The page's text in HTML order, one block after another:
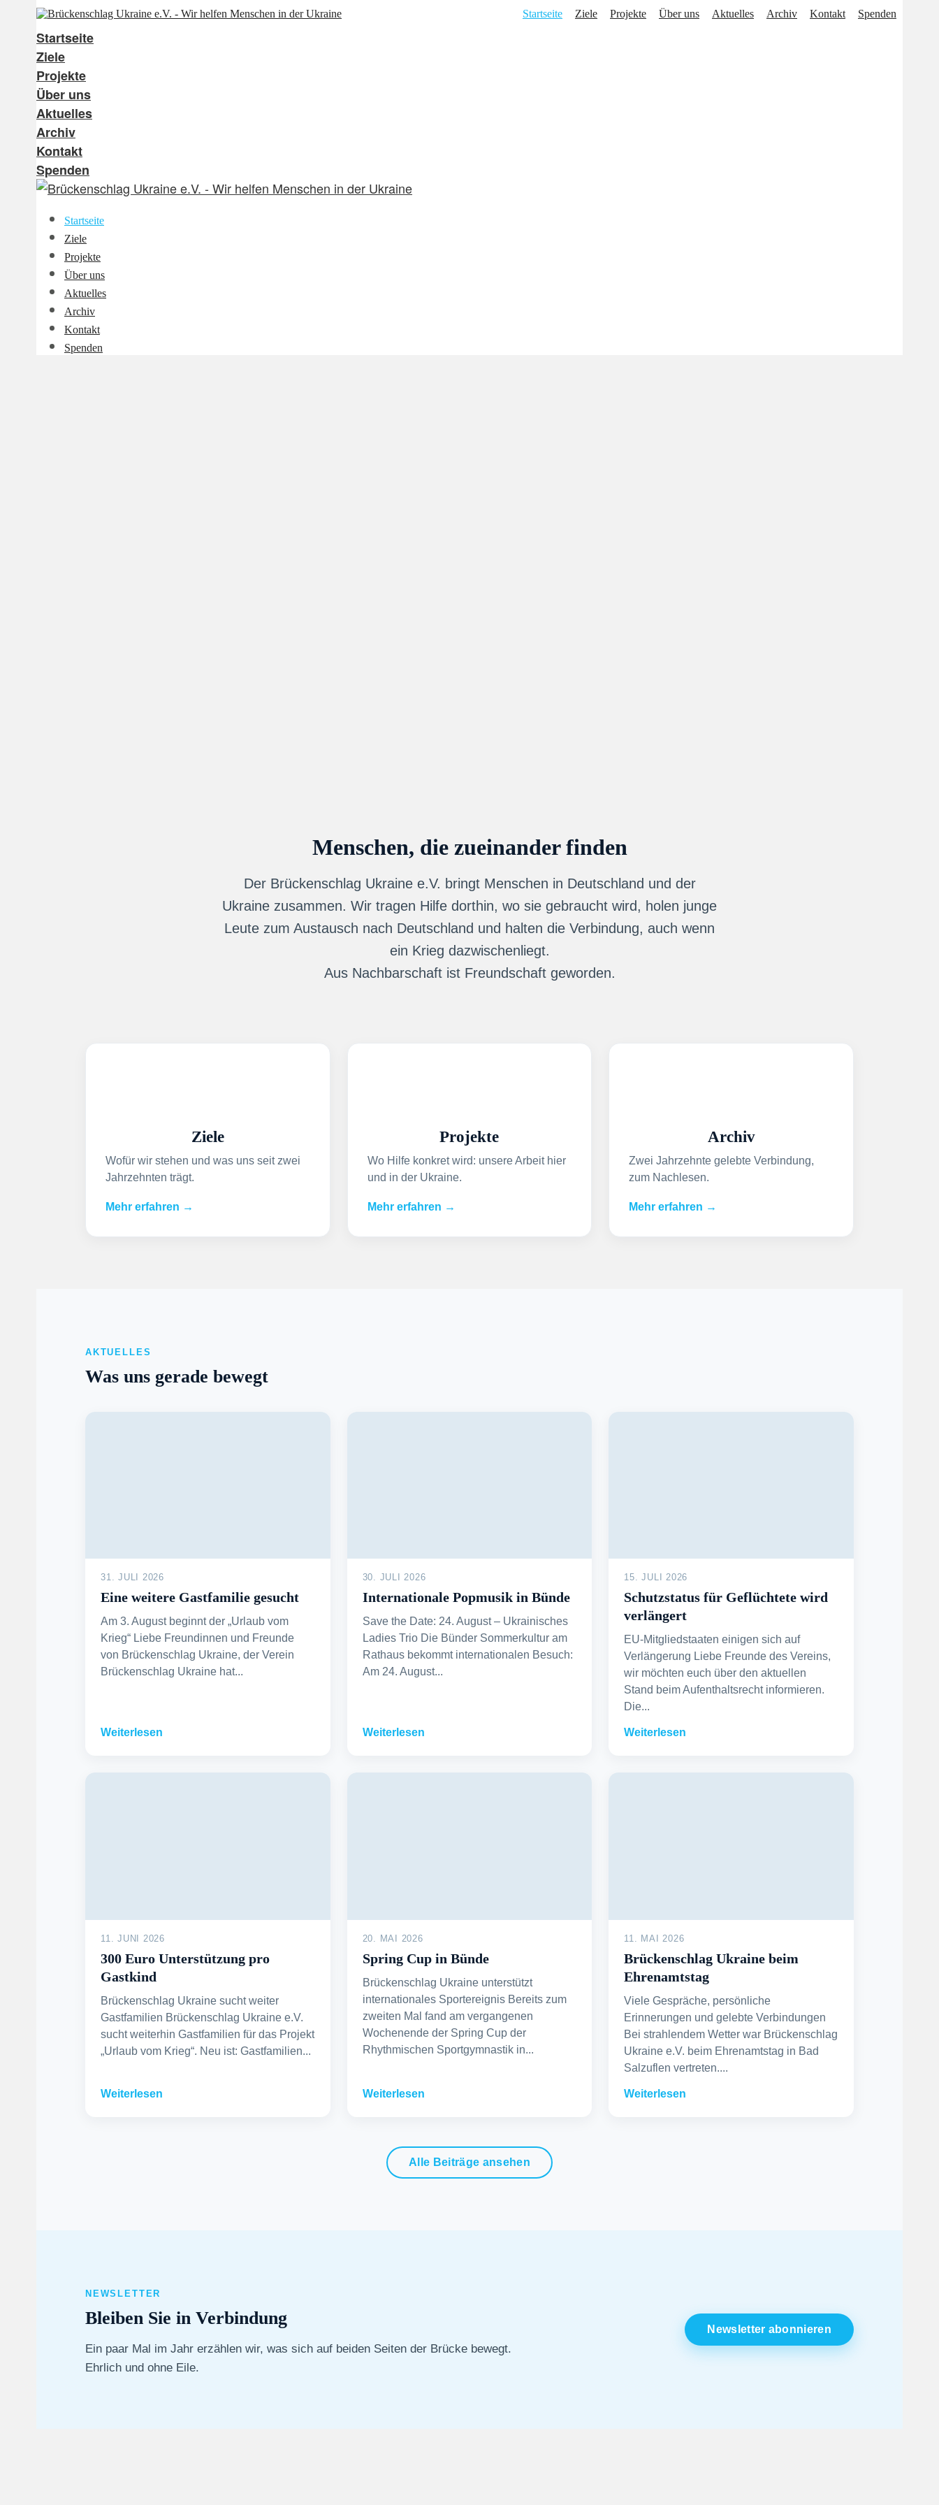
Startseite Ziele Projekte Über uns Aktuelles Archiv Kontakt Spenden
Startseite
Ziele
Projekte
Über uns
Aktuelles
Archiv
Kontakt
Spenden
Startseite
Ziele
Projekte
Über uns
Aktuelles
Archiv
Kontakt
Spenden
Menschen, die zueinander finden
Der Brückenschlag Ukraine e.V. bringt Menschen in Deutschland und der
Ukraine zusammen. Wir tragen Hilfe dorthin, wo sie gebraucht wird, holen junge
Leute zum Austausch nach Deutschland und halten die Verbindung, auch wenn
ein Krieg dazwischenliegt.
Aus Nachbarschaft ist Freundschaft geworden.
Ziele
Wofür wir stehen und was uns seit zwei
Jahrzehnten trägt.
Mehr erfahren →
Projekte
Wo Hilfe konkret wird: unsere Arbeit hier
und in der Ukraine.
Mehr erfahren →
Archiv
Zwei Jahrzehnte gelebte Verbindung,
zum Nachlesen.
Mehr erfahren →
AKTUELLES
Was uns gerade bewegt
31. JULI 2026
Eine weitere Gastfamilie gesucht
Am 3. August beginnt der „Urlaub vom
Krieg“ Liebe Freundinnen und Freunde
von Brückenschlag Ukraine, der Verein
Brückenschlag Ukraine hat...
Weiterlesen
30. JULI 2026
Internationale Popmusik in Bünde
Save the Date: 24. August – Ukrainisches
Ladies Trio Die Bünder Sommerkultur am
Rathaus bekommt internationalen Besuch:
Am 24. August...
Weiterlesen
15. JULI 2026
Schutzstatus für Geflüchtete wird
verlängert
EU-Mitgliedstaaten einigen sich auf
Verlängerung Liebe Freunde des Vereins,
wir möchten euch über den aktuellen
Stand beim Aufenthaltsrecht informieren.
Die...
Weiterlesen
11. JUNI 2026
300 Euro Unterstützung pro
Gastkind
Brückenschlag Ukraine sucht weiter
Gastfamilien Brückenschlag Ukraine e.V.
sucht weiterhin Gastfamilien für das Projekt
„Urlaub vom Krieg“. Neu ist: Gastfamilien...
Weiterlesen
20. MAI 2026
Spring Cup in Bünde
Brückenschlag Ukraine unterstützt
internationales Sportereignis Bereits zum
zweiten Mal fand am vergangenen
Wochenende der Spring Cup der
Rhythmischen Sportgymnastik in...
Weiterlesen
11. MAI 2026
Brückenschlag Ukraine beim
Ehrenamtstag
Viele Gespräche, persönliche
Erinnerungen und gelebte Verbindungen
Bei strahlendem Wetter war Brückenschlag
Ukraine e.V. beim Ehrenamtstag in Bad
Salzuflen vertreten....
Weiterlesen
Alle Beiträge ansehen
NEWSLETTER
Bleiben Sie in Verbindung
Ein paar Mal im Jahr erzählen wir, was sich auf beiden Seiten der Brücke bewegt.
Ehrlich und ohne Eile.
Newsletter abonnieren